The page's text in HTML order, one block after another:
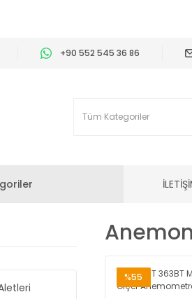
+90 552 545 36 86
%55